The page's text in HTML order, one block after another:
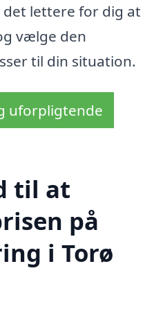
lettere for dig at
vælge den
til din situation.
uforpligtende
til at
på
i Torø